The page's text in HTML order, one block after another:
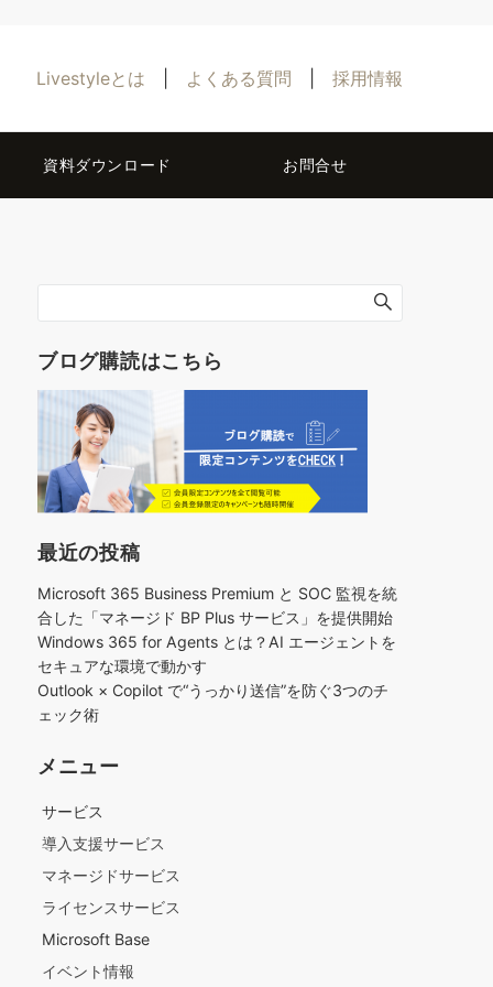
Livestyleとは よくある質問 採用情報
資料ダウンロード お問合せ
ブログ購読はこちら
最近の投稿
Microsoft 365 Business Premium と SOC 監視を統
合した「マネージド BP Plus サービス」を提供開始
Windows 365 for Agents とは？AI エージェントを
セキュアな環境で動かす
Outlook × Copilot で“うっかり送信”を防ぐ3つのチ
ェック術​
メニュー
サービス
導入支援サービス
マネージドサービス
ライセンスサービス
Microsoft Base
イベント情報